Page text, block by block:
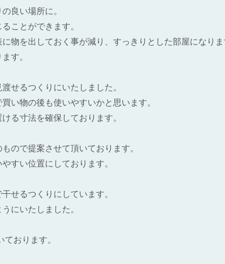
良い場所に。
ことができます。
物を出しておく事が減り、すっきりとした部屋になりま
す。
せるつくりにいたしました。
い物の後も使いやすいかと思います。
る寸法を確保しております。
ので提案させて頂いております。
すい位置にしております。
せるつくりにしています。
にいたしました。
おります。